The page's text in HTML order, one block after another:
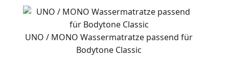
UNO / MONO Wassermatratze passend für
Bodytone Classic